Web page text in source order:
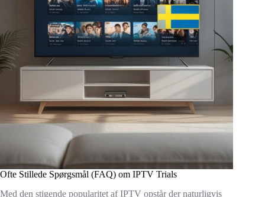
Ofte Stillede Spørgsmål (FAQ) om IPTV Trials
Med den stigende popularitet af IPTV opstår der naturligvis